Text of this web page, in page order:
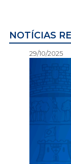
NOTÍCIAS
29/10/2025